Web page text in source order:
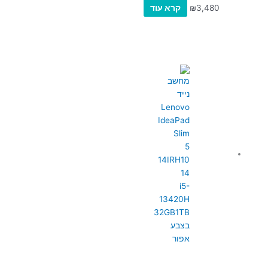
₪3,480 קרא עוד